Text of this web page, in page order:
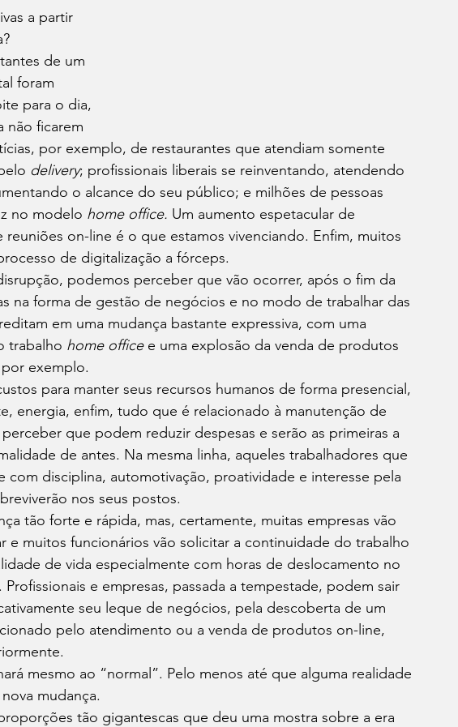
a partir
de um
foram
para o dia,
não ficarem
por exemplo, de restaurantes que atendiam somente
delivery; profissionais liberais se reinventando, atendendo
o alcance do seu público; e milhões de pessoas
no modelo home office. Um aumento espetacular de
reuniões on-line é o que estamos vivenciando. Enfim, muitos
de digitalização a fórceps.
podemos perceber que vão ocorrer, após o fim da
na forma de gestão de negócios e no modo de trabalhar das
em uma mudança bastante expressiva, com uma
trabalho home office e uma explosão da venda de produtos
exemplo.
para manter seus recursos humanos de forma presencial,
energia, enfim, tudo que é relacionado à manutenção de
que podem reduzir despesas e serão as primeiras a
de antes. Na mesma linha, aqueles trabalhadores que
com disciplina, automotivação, proatividade e interesse pela
nos seus postos.
tão forte e rápida, mas, certamente, muitas empresas vão
e muitos funcionários vão solicitar a continuidade do trabalho
de vida especialmente com horas de deslocamento no
e empresas, passada a tempestade, podem sair
seu leque de negócios, pela descoberta de um
pelo atendimento ou a venda de produtos on-line,
mesmo ao “normal”. Pelo menos até que alguma realidade
mudança.
tão gigantescas que deu uma mostra sobre a era